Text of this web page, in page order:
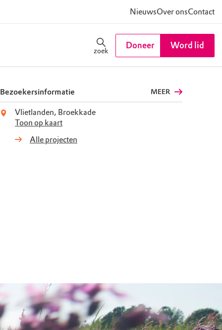
NieuwsOver onsContact
zoek
Doneer Word lid
Bezoekersinformatie MEER
Vlietlanden, Broekkade
Toon op kaart
Alle projecten